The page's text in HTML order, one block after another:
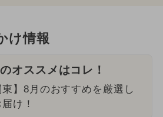
け情報
オススメはコレ！
東】8月のおすすめを厳選し
け！